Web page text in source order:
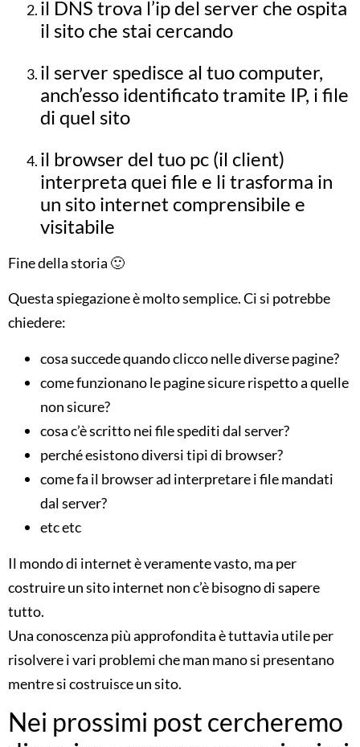
il DNS trova l’ip del server che ospita
il sito che stai cercando
il server spedisce al tuo computer,
anch’esso identificato tramite IP, i file
di quel sito
il browser del tuo pc (il client)
interpreta quei file e li trasforma in
un sito internet comprensibile e
visitabile
Fine della storia 🙂
Questa spiegazione è molto semplice. Ci si potrebbe
chiedere:
cosa succede quando clicco nelle diverse pagine?
come funzionano le pagine sicure rispetto a quelle
non sicure?
cosa c’è scritto nei file spediti dal server?
perché esistono diversi tipi di browser?
come fa il browser ad interpretare i file mandati
dal server?
etc etc
Il mondo di internet è veramente vasto, ma per
costruire un sito internet non c’è bisogno di sapere
tutto.
Una conoscenza più approfondita è tuttavia utile per
risolvere i vari problemi che man mano si presentano
mentre si costruisce un sito.
Nei prossimi post cercheremo